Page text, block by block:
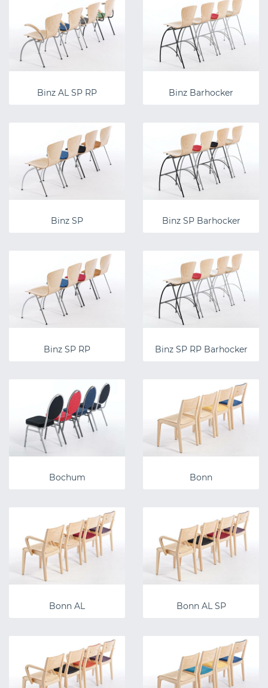
Binz AL SP RP Binz Barhocker
Binz SP Binz SP Barhocker
Binz SP RP Binz SP RP Barhocker
Bochum Bonn
Bonn AL Bonn AL SP